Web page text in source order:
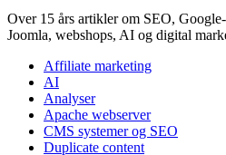
Over 15 års artikler om SEO,
Joomla, webshops, AI og digital
Affiliate marketing
AI
Analyser
Apache webserver
CMS systemer og SEO
Duplicate content